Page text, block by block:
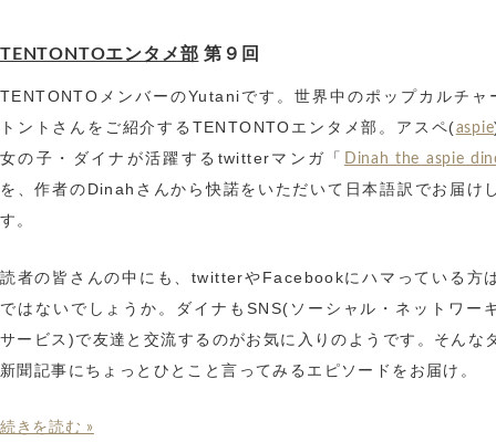
TENTONTOエンタメ部 第９回
TENTONTOメンバーのYutaniです。世界中のポップカルチャ
トントさんをご紹介するTENTONTOエンタメ部。アスペ(aspie
女の子・ダイナが活躍するtwitterマンガ「
Dinah the aspie
を、作者のDinahさんから快諾をいただいて日本語訳でお届け
す。
読者の皆さんの中にも、twitterやFacebookにハマっている方
ではないでしょうか。ダイナもSNS(ソーシャル・ネットワー
サービス)で友達と交流するのがお気に入りのようです。そんな
新聞記事にちょっとひとこと言ってみるエピソードをお届け。
続きを読む »